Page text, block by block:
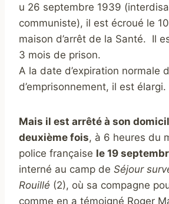
u 26 septembre 1939
communiste), il est écroué le
maison d’arrêt de la Santé. Il
3 mois de prison.
A la date d’expiration normale
d’emprisonnement, il est élargi.
Mais il est arrêté à son
deuxième fois, à 6 heures du
police française le 19
interné au camp de Séjour
Rouillé (2), où sa compagne
comme en a témoigné Roger